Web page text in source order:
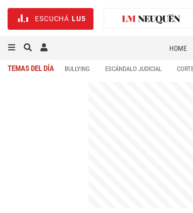
ESCUCHÁ LU5
HOME
TEMAS DEL DÍA BULLYING ESCÁNDALO JUDICIAL